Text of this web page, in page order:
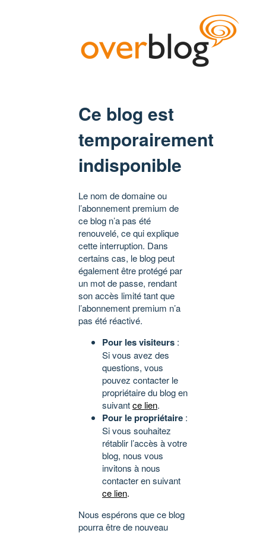
Ce blog est
temporairement
indisponible
Le nom de domaine ou
l’abonnement premium de
ce blog n’a pas été
renouvelé, ce qui explique
cette interruption. Dans
certains cas, le blog peut
également être protégé par
un mot de passe, rendant
son accès limité tant que
l’abonnement premium n’a
pas été réactivé.
Pour les visiteurs :
Si vous avez des
questions, vous
pouvez contacter le
propriétaire du blog en
suivantce lien.
Pour le propriétaire :
Si vous souhaitez
rétablir l’accès à votre
blog, nous vous
invitons à nous
contacter en suivant
ce lien.
Nous espérons que ce blog
pourra être de nouveau